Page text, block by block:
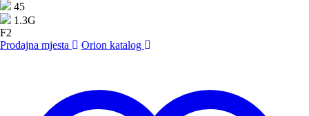
45
1.3G
F2
Prodajna mjesta
Orion katalog